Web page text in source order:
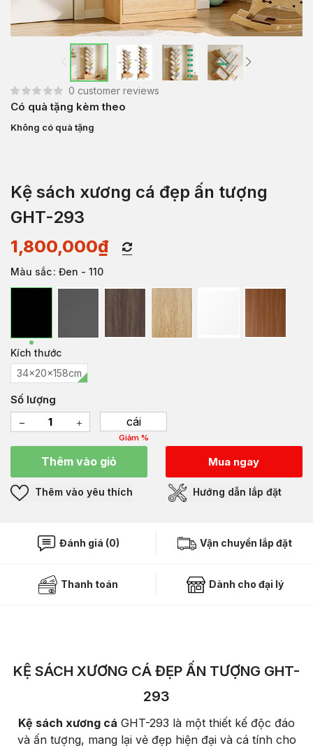
0 customer reviews
Có quà tặng kèm theo
Không có quà tặng
Kệ sách xương cá đẹp ấn tượng
GHT-293
1,800,000₫
Màu sắc: Đen - 110
Kích thước
34x20x158cm
Số lượng
cái
Giảm %
Thêm vào giỏ Mua ngay
Thêm vào yêu thích Hướng dẫn lắp đặt
Đánh giá (0) Vận chuyển lắp đặt
Thanh toán Dành cho đại lý
KỆ SÁCH XƯƠNG CÁ ĐẸP ẤN TƯỢNG GHT-
293
Kệ sách xương cá GHT-293 là một thiết kế độc đáo
và ấn tượng, mang lại vẻ đẹp hiện đại và cá tính cho